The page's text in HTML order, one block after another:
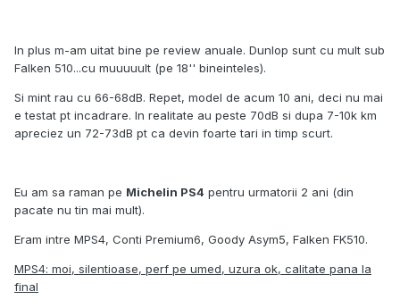
In plus m-am uitat bine pe review anuale. Dunlop sunt cu mult sub
Falken 510...cu muuuuult (pe 18'' bineinteles).
Si mint rau cu 66-68dB. Repet, model de acum 10 ani, deci nu mai
e testat pt incadrare. In realitate au peste 70dB si dupa 7-10k km
apreciez un 72-73dB pt ca devin foarte tari in timp scurt.
Eu am sa raman pe Michelin PS4 pentru urmatorii 2 ani (din
pacate nu tin mai mult).
Eram intre MPS4, Conti Premium6, Goody Asym5, Falken FK510.
MPS4: moi, silentioase, perf pe umed, uzura ok, calitate pana la
final